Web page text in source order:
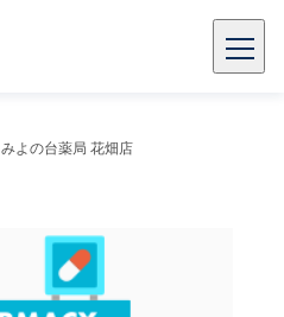
みよの台薬局 花畑店